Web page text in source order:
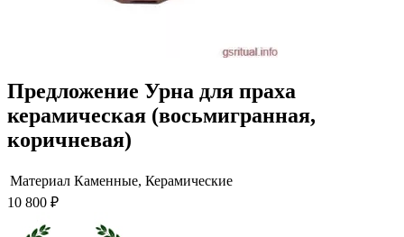
Предложение Урна для праха
керамическая (восьмигранная,
коричневая)
Материал Каменные, Керамические
10 800 ₽